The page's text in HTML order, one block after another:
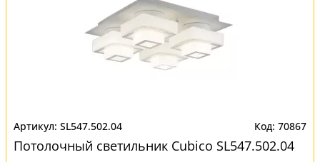
SL547.502.04 70867
Потолочный светильник Cubico SL547.502.04